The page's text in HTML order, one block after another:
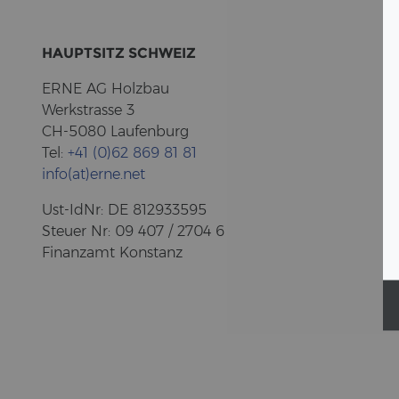
HAUPT­SITZ SCHWEIZ
ERNE AG Holz­bau
Werk­stras­se 3
CH-5080 Lau­fen­burg
Tel: +41 (0)62 869 81 81
info(at)erne.net
Ust-​IdNr: DE 812933595
Steu­er Nr: 09 407 / 2704 6
Fi­nanz­amt Kon­stanz